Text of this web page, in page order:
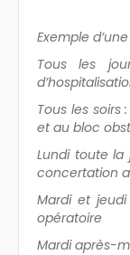
Exemple
Tous les
Tous les soirs
et au bloc
Lundi toute la
concertation
Mardi et
opératoire
Mardi après-